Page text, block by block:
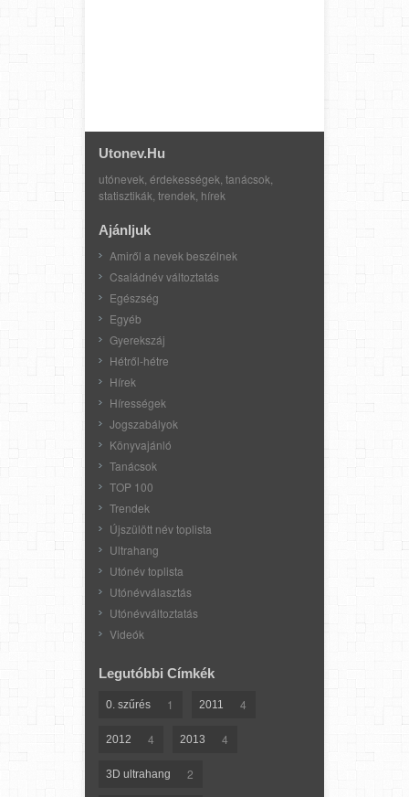
Utonev.hu
utónevek, érdekességek, tanácsok,
statisztikák, trendek, hírek
Ajánljuk
Amiről a nevek beszélnek
Családnév változtatás
Egészség
Egyéb
Gyerekszáj
Hétről-hétre
Hírek
Hírességek
Jogszabályok
Könyvajánló
Tanácsok
TOP 100
Trendek
Újszülött név toplista
Ultrahang
Utónév toplista
Utónévválasztás
Utónévváltoztatás
Videók
Legutóbbi Címkék
0. szűrés 1 2011 4
2012 4 2013 4
3D ultrahang 2